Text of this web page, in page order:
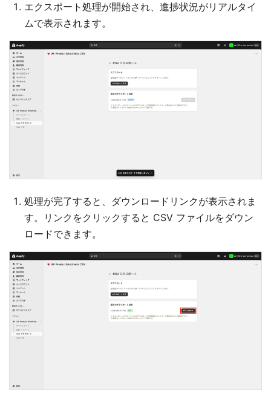
エクスポート処理が開始され、進捗状況がリアルタイ
ムで表示されます。
処理が完了すると、ダウンロードリンクが表示されま
す。リンクをクリックすると CSV ファイルをダウン
ロードできます。